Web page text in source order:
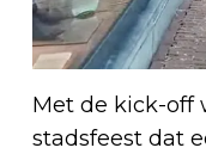
Met de kick-off
stadsfeest dat